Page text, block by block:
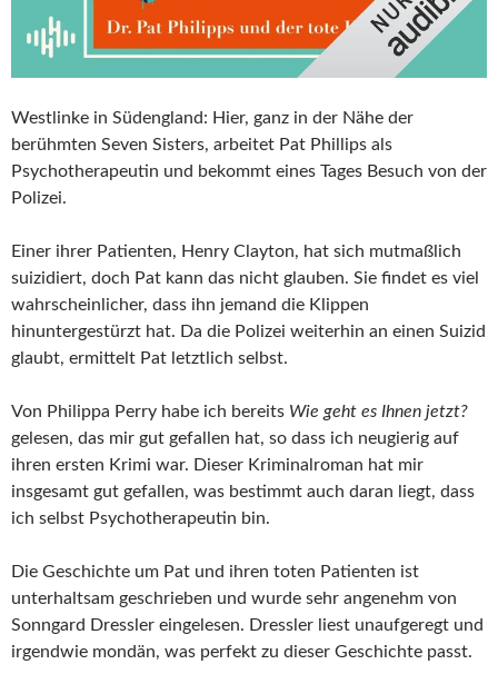
Westlinke in Südengland: Hier, ganz in der Nähe der
berühmten Seven Sisters, arbeitet Pat Phillips als
Psychotherapeutin und bekommt eines Tages Besuch von der
Polizei.
Einer ihrer Patienten, Henry Clayton, hat sich mutmaßlich
suizidiert, doch Pat kann das nicht glauben. Sie findet es viel
wahrscheinlicher, dass ihn jemand die Klippen
hinuntergestürzt hat. Da die Polizei weiterhin an einen Suizid
glaubt, ermittelt Pat letztlich selbst.
Von Philippa Perry habe ich bereits Wie geht es Ihnen jetzt?
gelesen, das mir gut gefallen hat, so dass ich neugierig auf
ihren ersten Krimi war. Dieser Kriminalroman hat mir
insgesamt gut gefallen, was bestimmt auch daran liegt, dass
ich selbst Psychotherapeutin bin.
Die Geschichte um Pat und ihren toten Patienten ist
unterhaltsam geschrieben und wurde sehr angenehm von
Sonngard Dressler eingelesen. Dressler liest unaufgeregt und
irgendwie mondän, was perfekt zu dieser Geschichte passt.